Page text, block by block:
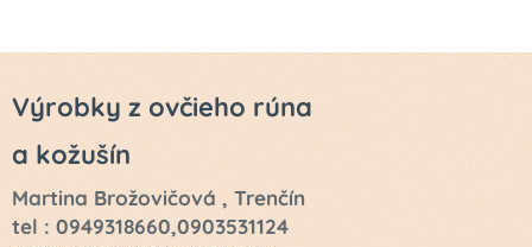
Výrobky z ovčieho rúna
a kožušín
Martina Brožovičová , Trenčín
tel : 0949318660,0903531124